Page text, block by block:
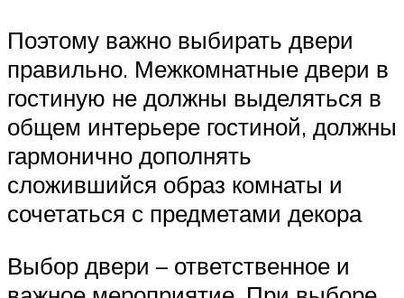
Поэтому важно выбирать двери
правильно. Межкомнатные двери в
гостиную не должны выделяться в
общем интерьере гостиной, должны
гармонично дополнять
сложившийся образ комнаты и
сочетаться с предметами декора
Выбор двери – ответственное и